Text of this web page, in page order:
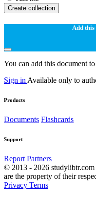
Create collection
Add this
You can add this document
Sign in Available only to
Products
Documents Flashcards
Support
Report Partners
© 2013 - 2026 studylibtr.com
are the property of their
Privacy Terms